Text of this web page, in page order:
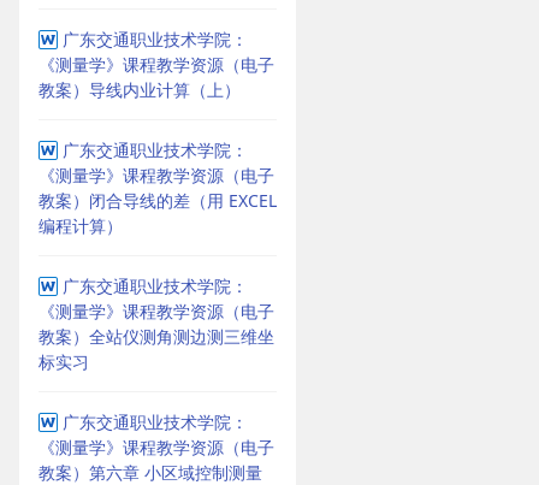
广东交通职业技术学院：
《测量学》课程教学资源（电子
教案）导线内业计算（上）
广东交通职业技术学院：
《测量学》课程教学资源（电子
教案）闭合导线的差（用 EXCEL
编程计算）
广东交通职业技术学院：
《测量学》课程教学资源（电子
教案）全站仪测角测边测三维坐
标实习
广东交通职业技术学院：
《测量学》课程教学资源（电子
教案）第六章 小区域控制测量